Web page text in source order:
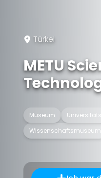
Türkei
METU
Museum
Wissenschaftsmuseum